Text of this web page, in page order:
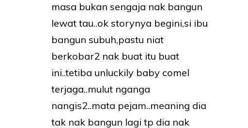
masa bukan sengaja nak bangun
lewat tau..ok storynya begini,si ibu
bangun subuh,pastu niat
berkobar2 nak buat itu buat
ini..tetiba unluckily baby comel
terjaga..mulut nganga
nangis2..mata pejam..meaning dia
tak nak bangun lagi tp dia nak